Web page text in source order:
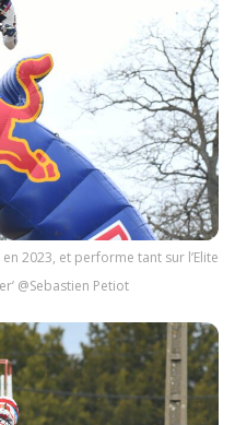
2023, et performe tant sur l’Elite
@Sebastien Petiot